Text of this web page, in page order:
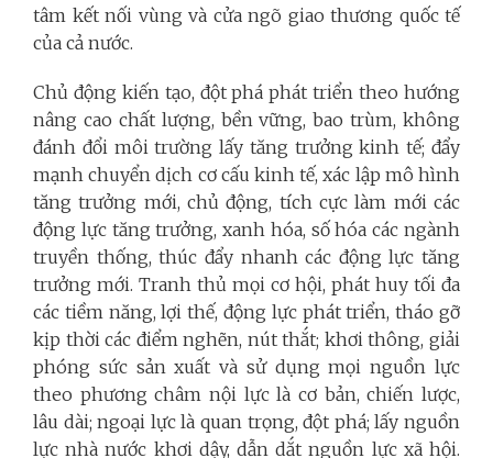
tâm kết nối vùng và cửa ngõ giao thương quốc tế
của cả nước.
Chủ động kiến tạo, đột phá phát triển theo hướng
nâng cao chất lượng, bền vững, bao trùm, không
đánh đổi môi trường lấy tăng trưởng kinh tế; đẩy
mạnh chuyển dịch cơ cấu kinh tế, xác lập mô hình
tăng trưởng mới, chủ động, tích cực làm mới các
động lực tăng trưởng, xanh hóa, số hóa các ngành
truyền thống, thúc đẩy nhanh các động lực tăng
trưởng mới. Tranh thủ mọi cơ hội, phát huy tối đa
các tiềm năng, lợi thế, động lực phát triển, tháo gỡ
kịp thời các điểm nghẽn, nút thắt; khơi thông, giải
phóng sức sản xuất và sử dụng mọi nguồn lực
theo phương châm nội lực là cơ bản, chiến lược,
lâu dài; ngoại lực là quan trọng, đột phá; lấy nguồn
lực nhà nước khơi dậy, dẫn dắt nguồn lực xã hội.